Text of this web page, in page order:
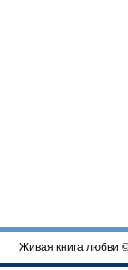
Живая книга любви